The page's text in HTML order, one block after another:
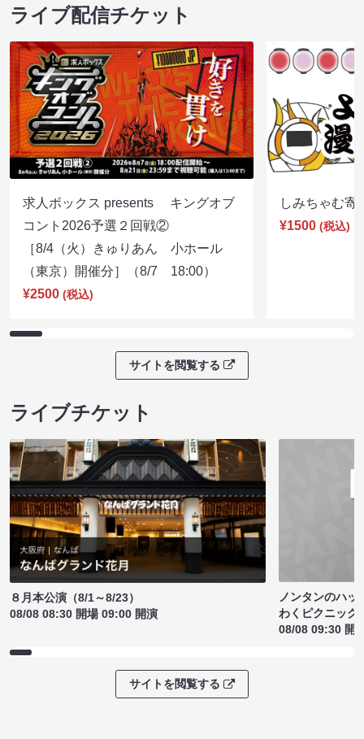
ライブ配信チケット
求人ボックス presents キングオブ
コント2026予選２回戦②
［8/4（火）きゅりあん 小ホール
（東京）開催分］（8/7 18:00）
¥2500 (税込)
しみちゃむ
¥1500 (税込)
サイトを閲覧する
ライブチケット
８月本公演（8/1～8/23）
08/08 08:30 開場 09:00 開演
ノンタンのハッ
わくピクニック
08/08 09:30 開
サイトを閲覧する